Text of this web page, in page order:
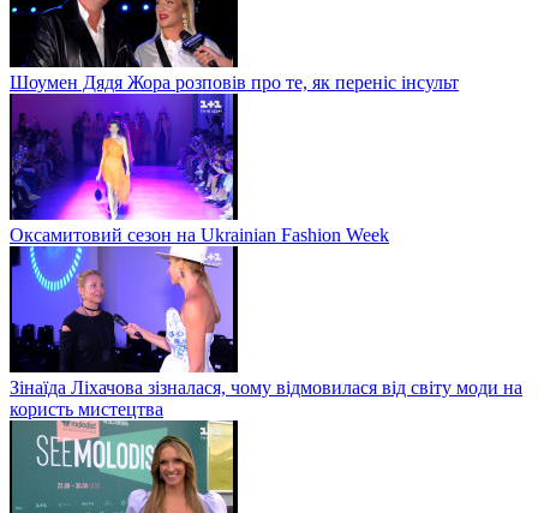
Шоумен Дядя Жора розповів про те, як переніс інсульт
Оксамитовий сезон на Ukrainian Fashion Week
Зінаїда Ліхачова зізналася, чому відмовилася від світу моди на
користь мистецтва